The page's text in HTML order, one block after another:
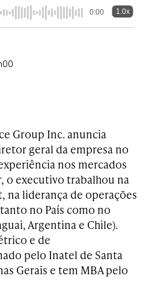
0:00 1.0x
Group Inc. anuncia
geral da empresa no
nos mercados
o executivo trabalhou na
na liderança de operações
no País como no
Argentina e Chile).
e de
pelo Inatel de Santa
Gerais e tem MBA pelo